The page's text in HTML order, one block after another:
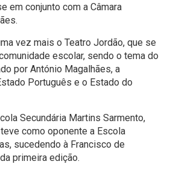
em conjunto com a Câmara
vez mais o Teatro Jordão, que se
escolar, sendo o tema do
por António Magalhães, a
Português e o Estado do
Secundária Martins Sarmento,
como oponente a Escola
sucedendo à Francisco de
primeira edição.